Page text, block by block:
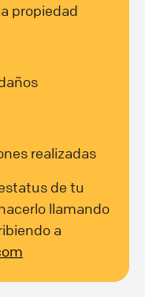
propiedad
realizadas
de tu
llamando
a